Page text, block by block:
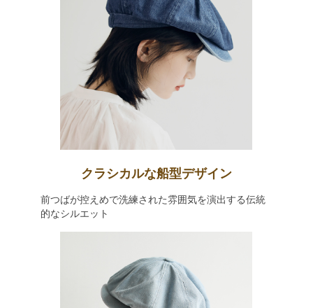
クラシカルな船型デザイン
前つばが控えめで洗練された雰囲気を演出する伝統
的なシルエット